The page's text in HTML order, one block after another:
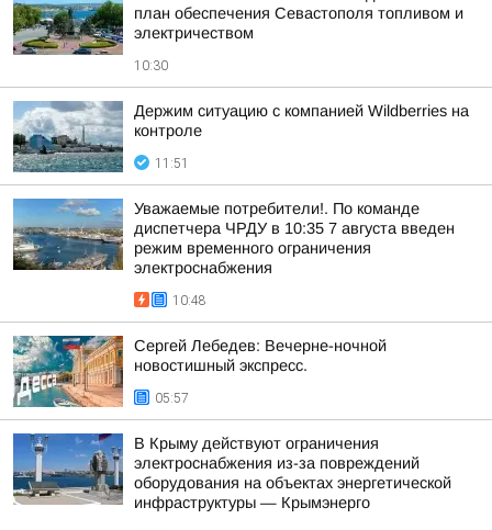
план обеспечения Севастополя топливом и
электричеством
10:30
Держим ситуацию с компанией Wildberries на
контроле
11:51
Уважаемые потребители!. По команде
диспетчера ЧРДУ в 10:35 7 августа введен
режим временного ограничения
электроснабжения
10:48
Сергей Лебедев: Вечерне-ночной
новостишный экспресс.
05:57
В Крыму действуют ограничения
электроснабжения из-за повреждений
оборудования на объектах энергетической
инфраструктуры — Крымэнерго